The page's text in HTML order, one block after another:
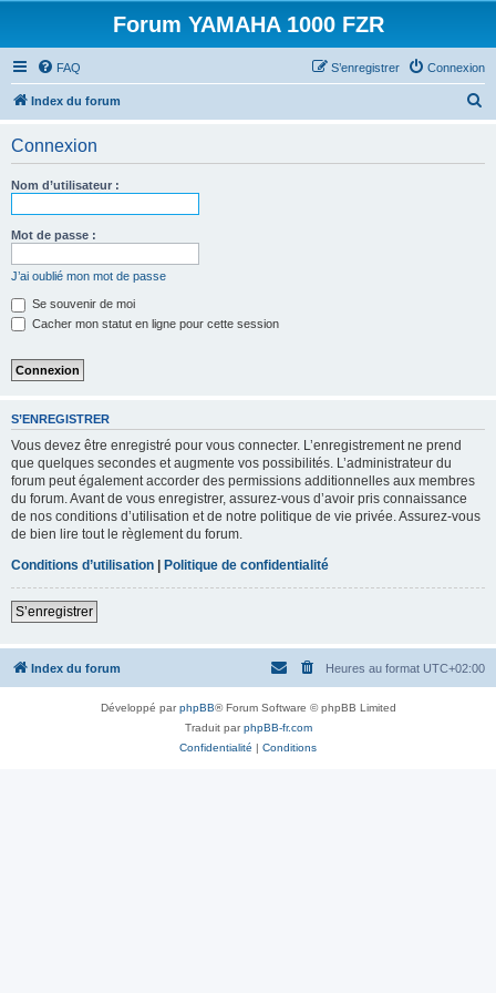
Forum YAMAHA 1000 FZR
FAQ Connexion
S’enregistrer
Index du forum
Connexion
Nom d’utilisateur :
Mot de passe :
J’ai oublié mon mot de passe
Se souvenir de moi
Cacher mon statut en ligne pour cette session
S’ENREGISTRER
Vous devez être enregistré pour vous connecter. L’enregistrement ne prend
que quelques secondes et augmente vos possibilités. L’administrateur du
forum peut également accorder des permissions additionnelles aux membres
du forum. Avant de vous enregistrer, assurez-vous d’avoir pris connaissance
de nos conditions d’utilisation et de notre politique de vie privée. Assurez-vous
de bien lire tout le règlement du forum.
Conditions d’utilisation | Politique de confidentialité
S’enregistrer
Index du forum Heures au format UTC+02:00
Développé parphpBB® Forum Software © phpBB Limited
Traduit parphpBB-fr.com
Confidentialité | Conditions